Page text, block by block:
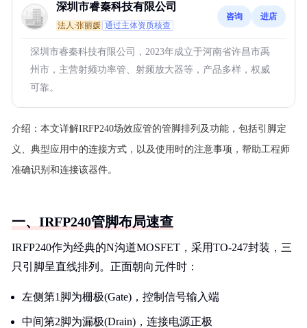
深圳市睿秦科技有限公司
法人:张丽媛 通过主体资质核查
咨询 进店
深圳市睿秦科技有限公司，2023年成立于河南省许昌市禹
州市，主营射频功率管、射频放大器等，产品多样，权威
可靠。
介绍： 本文详解IRFP240场效应管的管脚排列及功能，包括引脚定
义、典型应用中的连接方式，以及使用时的注意事项，帮助工程师
准确识别和连接该器件。
一、IRFP240管脚布局速查
IRFP240作为经典的N沟道MOSFET，采用TO-247封装，三
只引脚呈直线排列。正面朝向元件时：
左侧第1脚为栅极(Gate)，控制信号输入端
中间第2脚为漏极(Drain)，连接电源正极